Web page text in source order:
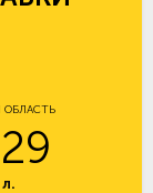
ОБЛАСТЬ